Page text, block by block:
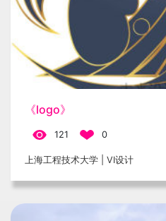
《logo》
121 0
上海工程技术大学 | VI设计